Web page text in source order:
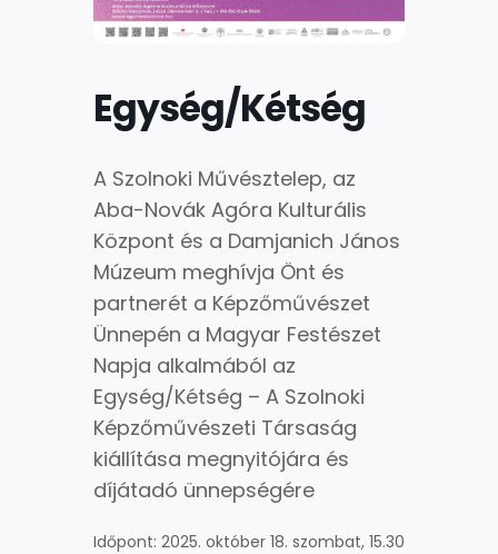
Egység/Kétség
A Szolnoki Művésztelep, az
Aba-Novák Agóra Kulturális
Központ és a Damjanich János
Múzeum meghívja Önt és
partnerét a Képzőművészet
Ünnepén a Magyar Festészet
Napja alkalmából az
Egység/Kétség – A Szolnoki
Képzőművészeti Társaság
kiállítása megnyitójára és
díjátadó ünnepségére
Időpont: 2025. október 18. szombat, 15.30